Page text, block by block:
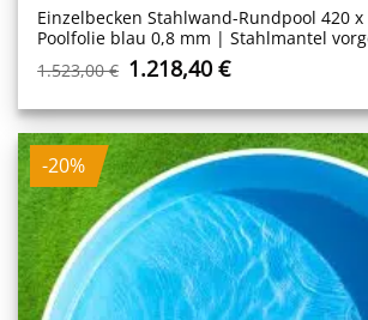
Einzelbecken Stahl­wand-Rundpool 420
Poolfolie blau 0,8 mm | Stahlmantel
1.523,00€ Ursprünglicher
war:
1.523,00 €
1.218,40€Aktueller
ist:
1.218,40 €.
-20%